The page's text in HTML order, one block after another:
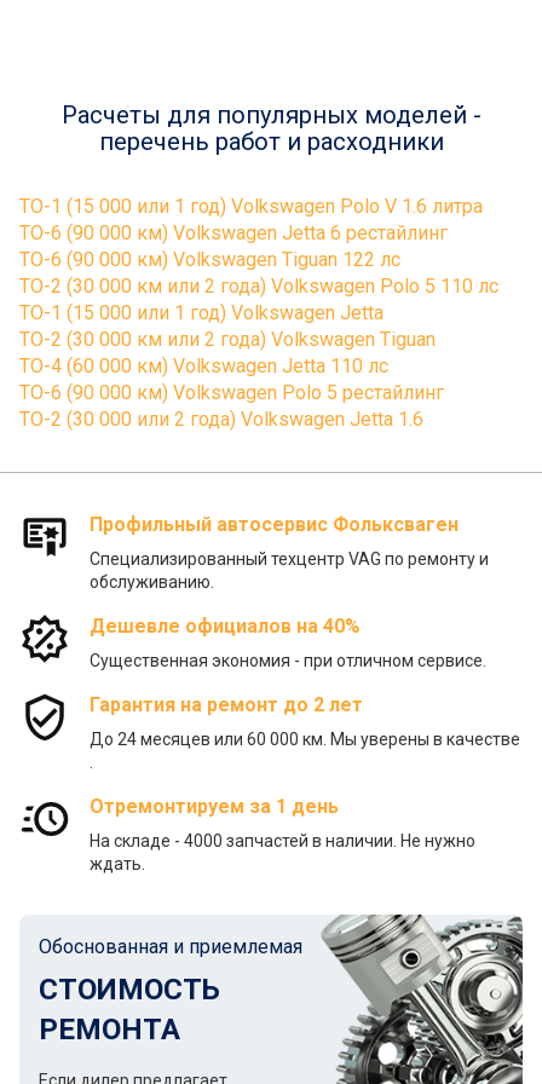
Расчеты для популярных моделей -
перечень работ и расходники
ТО-1 (15 000 или 1 год) Volkswagen Polo V 1.6 литра
ТО-6 (90 000 км) Volkswagen Jetta 6 рестайлинг
ТО-6 (90 000 км) Volkswagen Tiguan 122 лс
ТО-2 (30 000 км или 2 года) Volkswagen Polo 5 110 лс
ТО-1 (15 000 или 1 год) Volkswagen Jetta
ТО-2 (30 000 км или 2 года) Volkswagen Tiguan
ТО-4 (60 000 км) Volkswagen Jetta 110 лс
ТО-6 (90 000 км) Volkswagen Polo 5 рестайлинг
ТО-2 (30 000 или 2 года) Volkswagen Jetta 1.6
Профильный автосервис Фольксваген
Специализированный техцентр VAG по ремонту и
обслуживанию.
Дешевле официалов на 40%
Существенная экономия - при отличном сервисе.
Гарантия на ремонт до 2 лет
До 24 месяцев или 60 000 км. Мы уверены в качестве
Отремонтируем за 1 день
На складе - 4000 запчастей в наличии. Не нужно
ждать.
Обоснованная и приемлемая
СТОИМОСТЬ
РЕМОНТА